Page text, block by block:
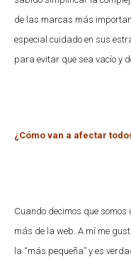
de las marcas más
especial cuidado en sus
para evitar que sea vacío y
¿Cómo van a afectar
Cuando decimos que
más de la web. A mí me
la “más pequeña” y es